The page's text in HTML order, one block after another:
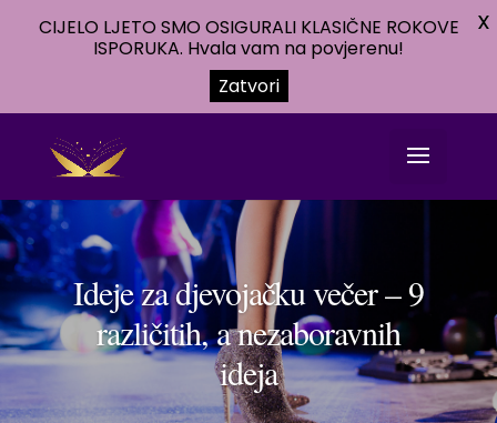
Ideje za djevojačku večer – 9
različitih, a nezaboravnih
ideja
CIJELO LJETO SMO OSIGURALI KLASIČNE ROKOVE
ISPORUKA. Hvala vam na povjerenu!
Zatvori
X